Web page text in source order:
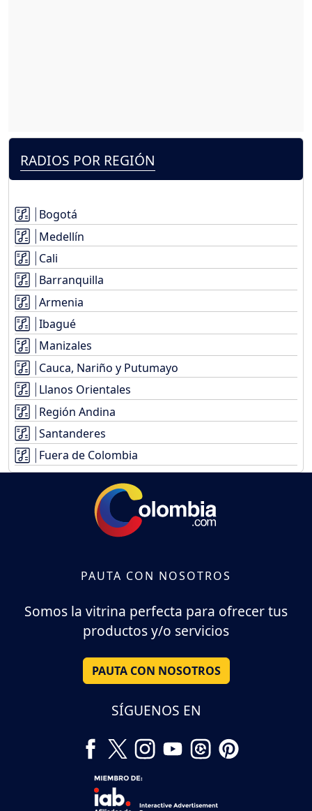
RADIOS POR REGIÓN
Bogotá
Medellín
Cali
Barranquilla
Armenia
Ibagué
Manizales
Cauca, Nariño y Putumayo
Llanos Orientales
Región Andina
Santanderes
Fuera de Colombia
PAUTA CON NOSOTROS
Somos la vitrina perfecta para ofrecer tus
productos y/o servicios
PAUTA CON NOSOTROS
SÍGUENOS EN